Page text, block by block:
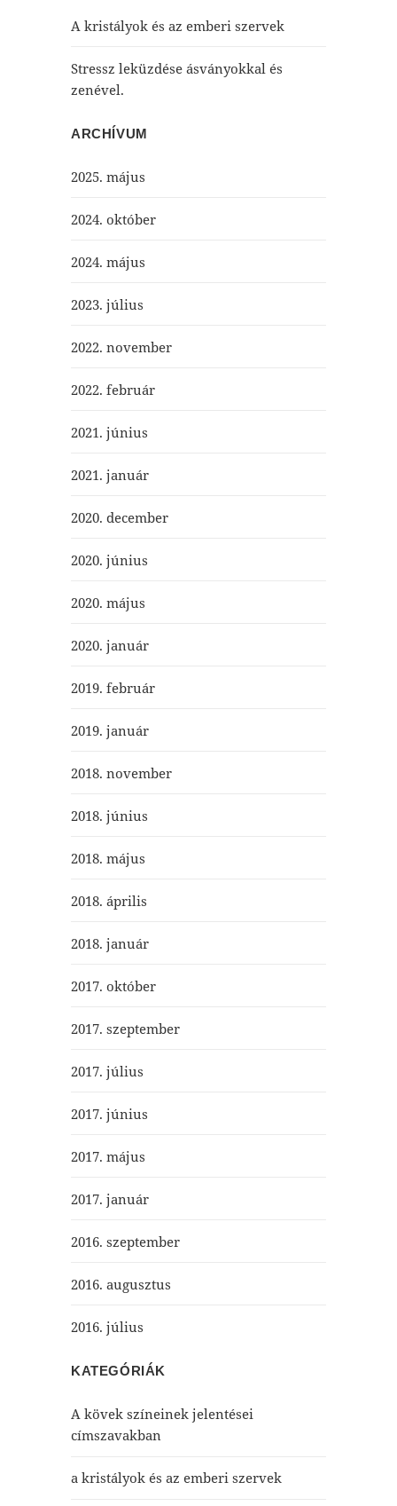
A kristályok és az emberi szervek
Stressz leküzdése ásványokkal és
zenével.
ARCHÍVUM
2025. május
2024. október
2024. május
2023. július
2022. november
2022. február
2021. június
2021. január
2020. december
2020. június
2020. május
2020. január
2019. február
2019. január
2018. november
2018. június
2018. május
2018. április
2018. január
2017. október
2017. szeptember
2017. július
2017. június
2017. május
2017. január
2016. szeptember
2016. augusztus
2016. július
KATEGÓRIÁK
A kövek színeinek jelentései
címszavakban
a kristályok és az emberi szervek